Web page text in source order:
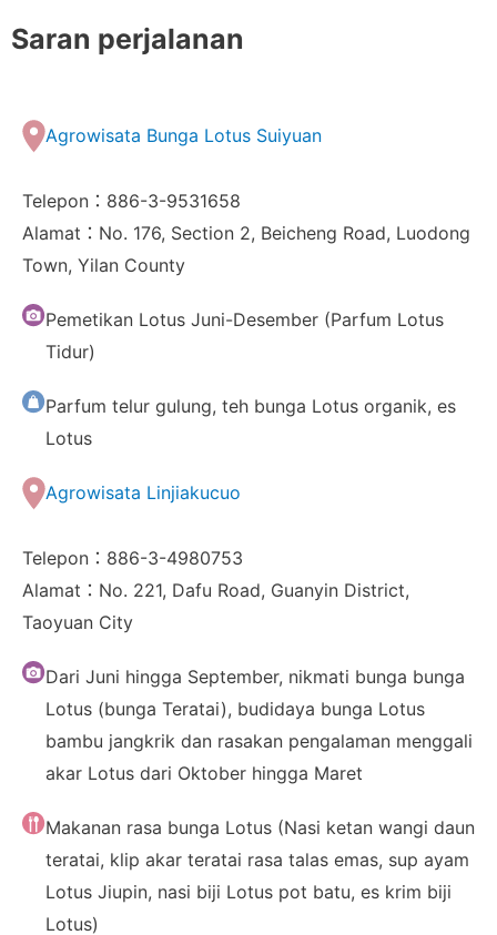
Saran perjalanan
Agrowisata Bunga Lotus Suiyuan
Telepon：886-3-9531658
Alamat：No. 176, Section 2, Beicheng Road, Luodong
Town, Yilan County
Pemetikan Lotus Juni-Desember (Parfum Lotus
Tidur)
Parfum telur gulung, teh bunga Lotus organik, es
Lotus
Agrowisata Linjiakucuo
Telepon：886-3-4980753
Alamat：No. 221, Dafu Road, Guanyin District,
Taoyuan City
Dari Juni hingga September, nikmati bunga bunga
Lotus (bunga Teratai), budidaya bunga Lotus
bambu jangkrik dan rasakan pengalaman menggali
akar Lotus dari Oktober hingga Maret
Makanan rasa bunga Lotus (Nasi ketan wangi daun
teratai, klip akar teratai rasa talas emas, sup ayam
Lotus Jiupin, nasi biji Lotus pot batu, es krim biji
Lotus)